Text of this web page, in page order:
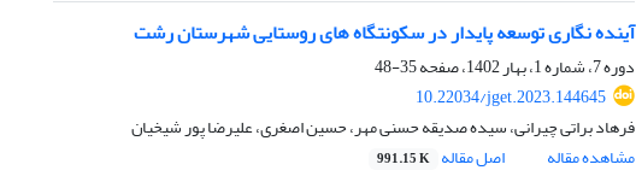
آینده نگاری توسعه پایدار در سکونتگاه های روستایی شهرستان رشت
دوره 7، شماره 1، بهار 1402، صفحه
35-48
10.22034/jget.2023.144645
فرهاد براتی چیرانی، سیده صدیقه حسنی مهر، حسین اصغری، علیرضا پور شیخیان
مشاهده مقاله
اصل مقاله 991.15 K